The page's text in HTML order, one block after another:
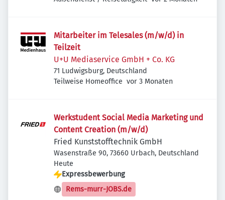
Mitarbeiter im Telesales (m/w/d) in
Teilzeit
U+U Mediaservice GmbH + Co. KG
71 Ludwigsburg, Deutschland
Teilweise Homeoffice Veröffentlicht:
vor 3 Monaten
Werkstudent Social Media Marketing und
Content Creation (m/w/d)
Fried Kunststofftechnik GmbH
Wasenstraße 90, 73660 Urbach, Deutschland
Veröffentlicht
Heute
Expressbewerbung
Rems-murr-JOBS.de